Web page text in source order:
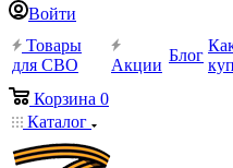
Войти
Товары
для СВО
Акции
Блог
Корзина 0
Каталог